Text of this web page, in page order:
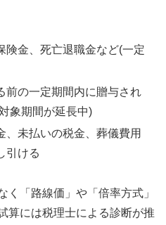
険金、死亡退職金など(一定
前の一定期間内に贈与され
象期間が延長中)
、未払いの税金、葬儀費用
引ける
く「路線価」や「倍率方式」
算には税理士による診断が推